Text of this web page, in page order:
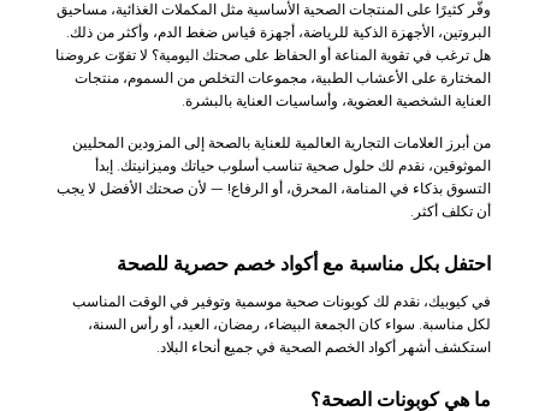
وفّر كثيرًا على المنتجات الصحية الأساسية مثل المكملات الغذائية، مساحيق
البروتين، الأجهزة الذكية للرياضة، أجهزة قياس ضغط الدم، وأكثر من ذلك.
هل ترغب في تقوية المناعة أو الحفاظ على صحتك اليومية؟ لا تفوّت عروضنا
المختارة على الأعشاب الطبية، مجموعات التخلص من السموم، منتجات
العناية الشخصية العضوية، وأساسيات العناية بالبشرة.
من أبرز العلامات التجارية العالمية للعناية بالصحة إلى المزودين المحليين
الموثوقين، نقدم لك حلول صحية تناسب أسلوب حياتك وميزانيتك. إبدأ
التسوق بذكاء في المنامة، المحرق، أو الرفاع! — لأن صحتك الأفضل لا يجب
أن تكلف أكثر.
احتفل بكل مناسبة مع أكواد خصم حصرية للصحة
في كيوبيك، نقدم لك كوبونات صحية موسمية وتوفير في الوقت المناسب
لكل مناسبة. سواء كان الجمعة البيضاء، رمضان، العيد، أو رأس السنة،
استكشف أشهر أكواد الخصم الصحية في جميع أنحاء البلاد.
ما هي كوبونات الصحة؟